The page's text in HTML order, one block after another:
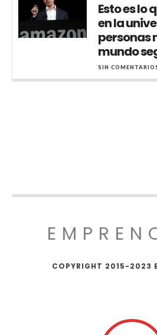
Esto es lo
en la
personas
mundo
SIN
COPYRIGHT 2015-2023